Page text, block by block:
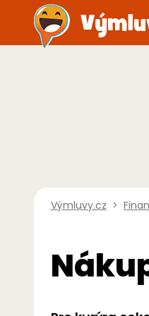
Výmluvy.cz >